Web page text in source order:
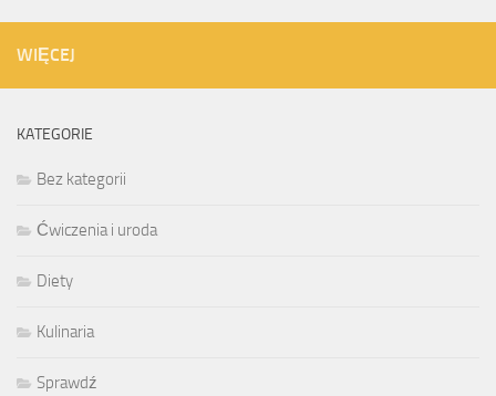
WIĘCEJ
KATEGORIE
Bez kategorii
Ćwiczenia i uroda
Diety
Kulinaria
Sprawdź